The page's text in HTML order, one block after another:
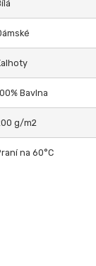
Bavlna
g/m2
na 60°C